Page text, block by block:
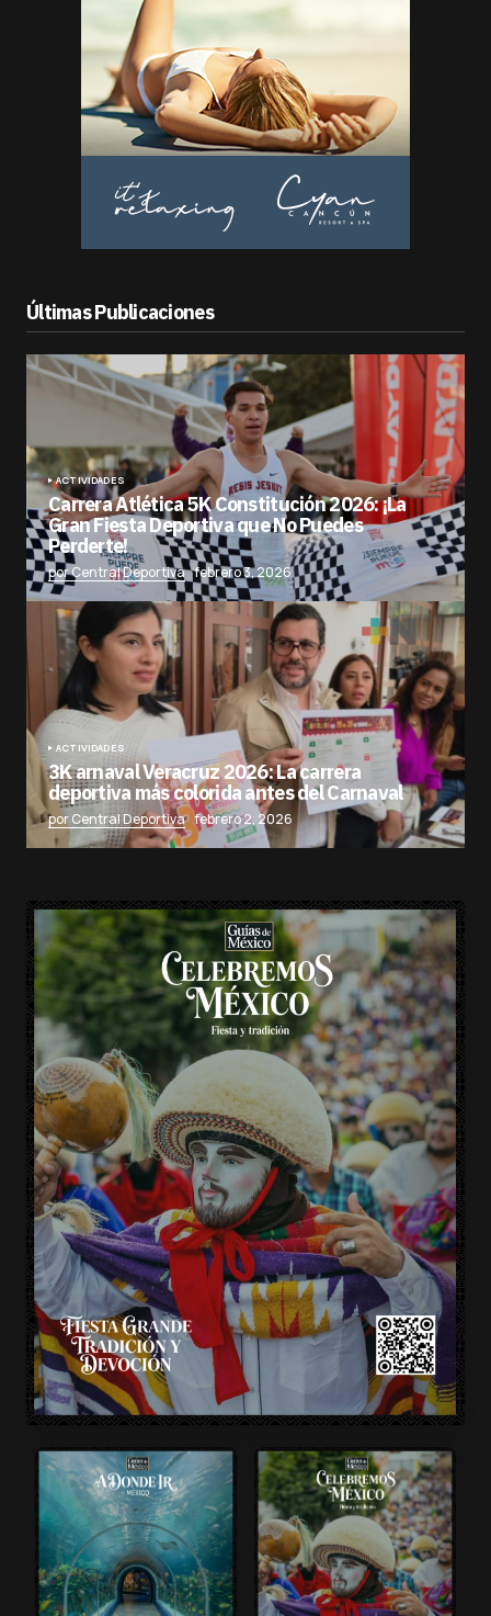
Últimas Publicaciones
ACTIVIDADES
Carrera Atlética 5K Constitución 2026: ¡La
Gran Fiesta Deportiva que No Puedes
Perderte!
por Central Deportiva febrero 3, 2026
ACTIVIDADES
3K arnaval Veracruz 2026: La carrera
deportiva más colorida antes del Carnaval
por Central Deportiva febrero 2, 2026